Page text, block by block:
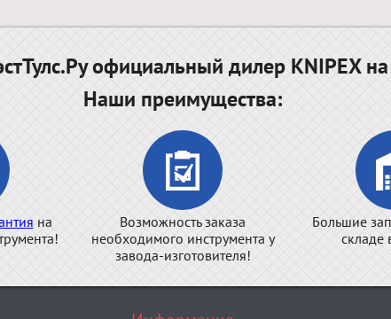
официальный дилер KNIPEX
Наши преимущества:
на
Возможность заказа
необходимого инструмента у
завода-изготовителя!
Большие
складе